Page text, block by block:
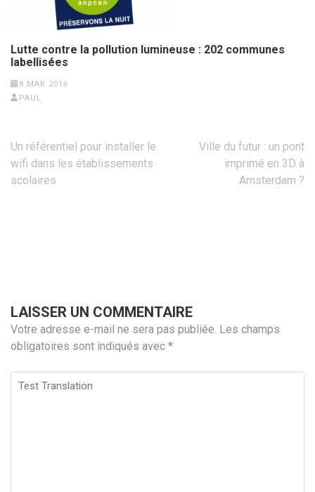
Lutte contre la pollution lumineuse : 202 communes
labellisées
8 MAR 2016
PAUL
Navigation
de
l’article
Un référentiel pour installer le
wifi dans les établissements
scolaires
Ville du futur : un pont
imprimé en 3D à
Amsterdam ?
LAISSER UN COMMENTAIRE
Votre adresse e-mail ne sera pas publiée. Les champs
obligatoires sont indiqués avec *
Test